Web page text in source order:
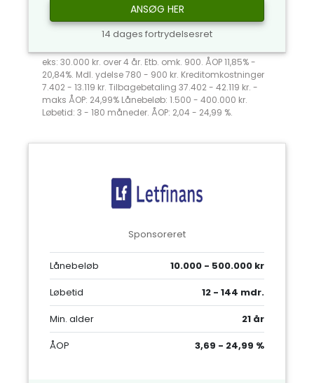
ANSØG HER
14 dages fortrydelsesret
eks: 30.000 kr. over 4 år. Etb. omk. 900. ÅOP 11,85% -
20,84%. Mdl. ydelse 780 - 900 kr. Kreditomkostninger
7.402 - 13.119 kr. Tilbagebetaling 37.402 - 42.119 kr. -
maks ÅOP: 24,99% Lånebeløb: 1.500 - 400.000 kr.
Løbetid: 3 - 180 måneder. ÅOP: 2,04 - 24,99 %.
Sponsoreret
Lånebeløb
10.000 - 500.000 kr
Løbetid
12 - 144 mdr.
Min. alder
21 år
ÅOP
3,69 - 24,99 %